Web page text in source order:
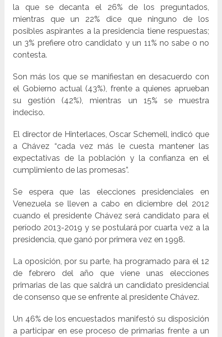
la que se decanta el 26% de los preguntados,
mientras que un 22% dice que ninguno de los
posibles aspirantes a la presidencia tiene respuestas;
un 3% prefiere otro candidato y un 11% no sabe o no
contesta.
Son más los que se manifiestan en desacuerdo con
el Gobierno actual (43%), frente a quienes aprueban
su gestión (42%), mientras un 15% se muestra
indeciso.
El director de Hinterlaces, Oscar Schemell, indicó que
a Chávez “cada vez más le cuesta mantener las
expectativas de la población y la confianza en el
cumplimiento de las promesas”.
Se espera que las elecciones presidenciales en
Venezuela se lleven a cabo en diciembre del 2012
cuando el presidente Chávez será candidato para el
período 2013-2019 y se postulará por cuarta vez a la
presidencia, que ganó por primera vez en 1998.
La oposición, por su parte, ha programado para el 12
de febrero del año que viene unas elecciones
primarias de las que saldrá un candidato presidencial
de consenso que se enfrente al presidente Chávez.
Un 46% de los encuestados manifestó su disposición
a participar en ese proceso de primarias frente a un